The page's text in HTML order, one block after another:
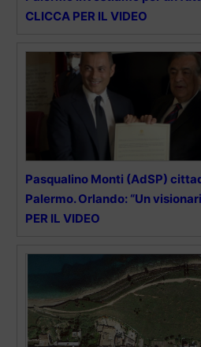
CLICCA PER IL VIDEO
Pasqualino Monti (AdSP)
Palermo. Orlando: “Un
PER IL VIDEO